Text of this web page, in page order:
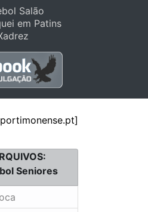
Salão
em Patins
]
Seniores